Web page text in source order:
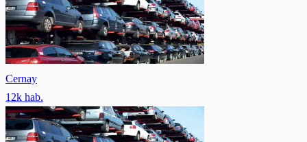
Cernay
12k hab.